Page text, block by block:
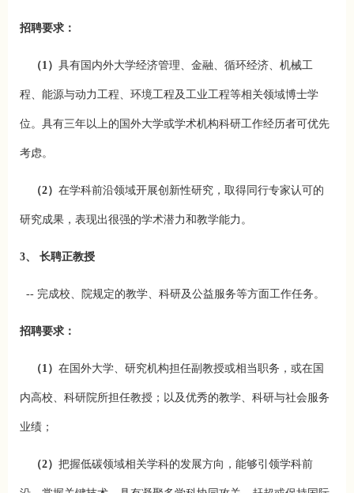
招聘要求：
（1） 具有国内外大学经济管理、金融、循环经济、机械工
程、能源与动力工程、环境工程及工业工程等相关领域博士学
位。具有三年以上的国外大学或学术机构科研工作经历者可优先
考虑。
（2） 在学科前沿领域开展创新性研究，取得同行专家认可的
研究成果，表现出很强的学术潜力和教学能力。
3、 长聘正教授
-- 完成校、院规定的教学、科研及公益服务等方面工作任务。
招聘要求：
（1） 在国外大学、研究机构担任副教授或相当职务，或在国
内高校、科研院所担任教授；以及优秀的教学、科研与社会服务
业绩；
（2） 把握低碳领域相关学科的发展方向，能够引领学科前